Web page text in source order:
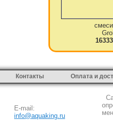
Контакты Оплата и
E-mail:
info@aquaking.ru